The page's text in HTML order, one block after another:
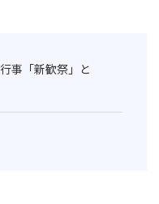
事「新歓祭」と